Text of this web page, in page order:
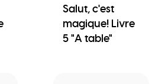
Salut, c'est
magique! Livre
5 "A table"